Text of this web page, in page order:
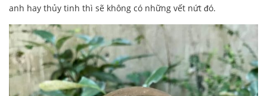
anh hay thủy tinh thì sẽ không có những vết nứt đó.